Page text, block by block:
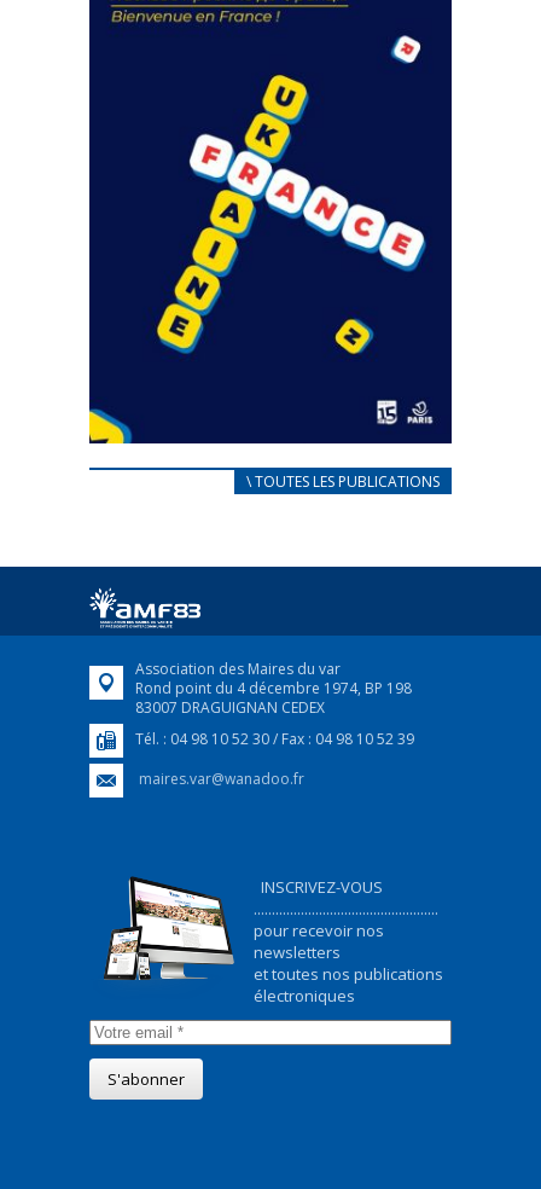
FEUILLETER
CARNET D’ACCUEIL
Afin d’accompagner au mieux les réfugiés
FEUILLETER
\ TOUTES LES PUBLICATIONS
Association des Maires du var
Rond point du 4 décembre 1974, BP 198
83007 DRAGUIGNAN CEDEX
Tél. : 04 98 10 52 30 / Fax : 04 98 10 52 39
maires.var@wanadoo.fr
INSCRIVEZ-VOUS
...................................................
pour recevoir nos
newsletters
et toutes nos publications
électroniques